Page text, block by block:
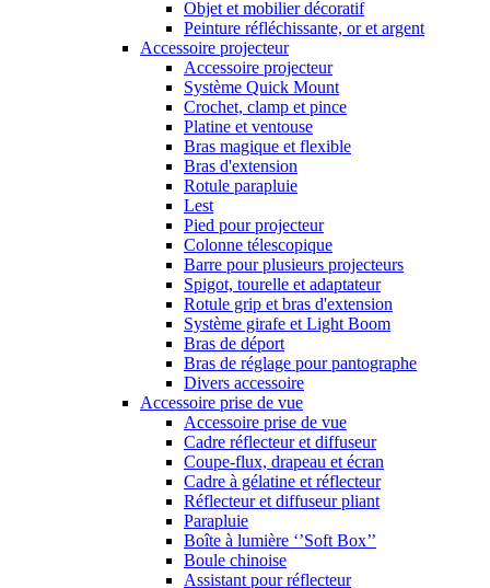
Objet et mobilier décoratif
Peinture réfléchissante, or et argent
Accessoire projecteur
Accessoire projecteur
Système Quick Mount
Crochet, clamp et pince
Platine et ventouse
Bras magique et flexible
Bras d'extension
Rotule parapluie
Lest
Pied pour projecteur
Colonne télescopique
Barre pour plusieurs projecteurs
Spigot, tourelle et adaptateur
Rotule grip et bras d'extension
Système girafe et Light Boom
Bras de déport
Bras de réglage pour pantographe
Divers accessoire
Accessoire prise de vue
Accessoire prise de vue
Cadre réflecteur et diffuseur
Coupe-flux, drapeau et écran
Cadre à gélatine et réflecteur
Réflecteur et diffuseur pliant
Parapluie
Boîte à lumière ‘’Soft Box’’
Boule chinoise
Assistant pour réflecteur